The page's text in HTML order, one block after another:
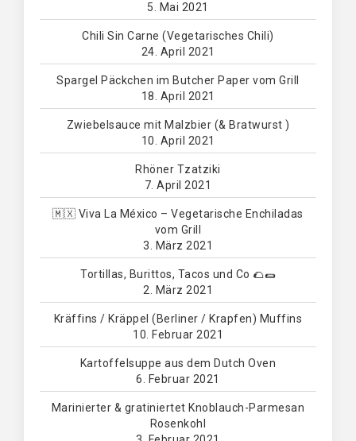
5. Mai 2021
Chili Sin Carne (Vegetarisches Chili)
24. April 2021
Spargel Päckchen im Butcher Paper vom Grill
18. April 2021
Zwiebelsauce mit Malzbier (& Bratwurst )
10. April 2021
Rhöner Tzatziki
7. April 2021
🇲🇽 Viva La México – Vegetarische Enchiladas
vom Grill
3. März 2021
Tortillas, Burittos, Tacos und Co 🌮🌯
2. März 2021
Kräffins / Kräppel (Berliner / Krapfen) Muffins
10. Februar 2021
Kartoffelsuppe aus dem Dutch Oven
6. Februar 2021
Marinierter & gratiniertet Knoblauch-Parmesan
Rosenkohl